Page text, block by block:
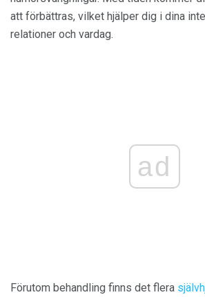
att förbättras, vilket hjälper dig i dina
relationer och vardag.
ad
Förutom behandling finns det flera